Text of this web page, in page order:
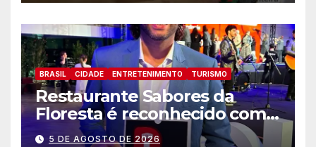
BRASIL CIDADE ENTRETENIMENTO TURISMO
Restaurante Sabores da
Floresta é reconhecido como
um dos Lugares Imperdíveis
5 DE AGOSTO DE 2026